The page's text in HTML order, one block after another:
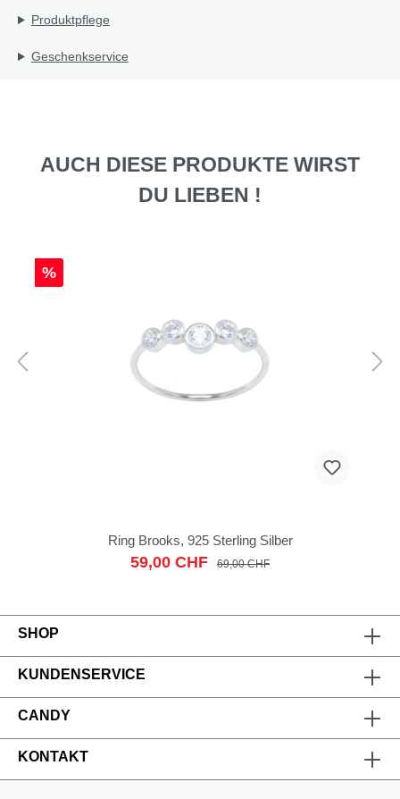
Produktpflege
Geschenkservice
AUCH DIESE PRODUKTE WIRST
DU LIEBEN !
%
Ring Brooks, 925 Sterling Silber
59,00 CHF 69,00 CHF
KONTAKT
SHOP
KUNDENSERVICE
CANDY